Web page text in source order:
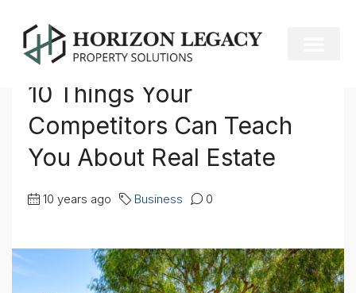
10 Things Your Competitors Can Teach You About Real Estate
10 Things Your
Competitors Can Teach
You About Real Estate
10 years ago Business 0